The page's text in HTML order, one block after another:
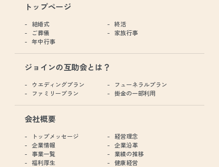
トップページ
結婚式
終活
ご葬儀
家族行事
年中行事
ジョインの互助会とは？
ウエディングプラン
フューネラルプラン
ファミリープラン
掛金の一部利用
会社概要
トップメッセージ
経営理念
企業情報
企業沿革
事業一覧
業績の推移
福利厚生
健康経営